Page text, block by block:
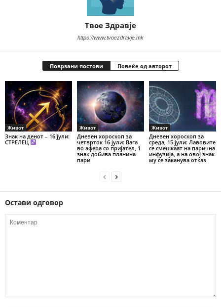
Твое Здравје
https://www.tvoezdravje.mk
Поврзани постови Повеќе од авторот
Живот
Знак на денот – 16 јули:
СТРЕЛЕЦ
Живот
Дневен хороскоп за
четврток 16 јули: Вага
во афера со пријател, 1
знак добива планина
пари
Живот
Дневен хороскоп за
среда, 15 јули: Лавовите
се смешкаат на парична
инфузија, а на овој знак
му се заканува отказ
Остави одговор